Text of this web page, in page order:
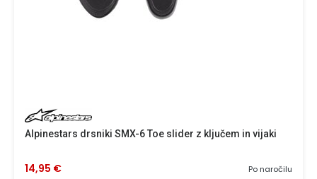
Alpinestars drsniki SMX-6 Toe slider z ključem in vijaki
Po naročilu
14,95 €